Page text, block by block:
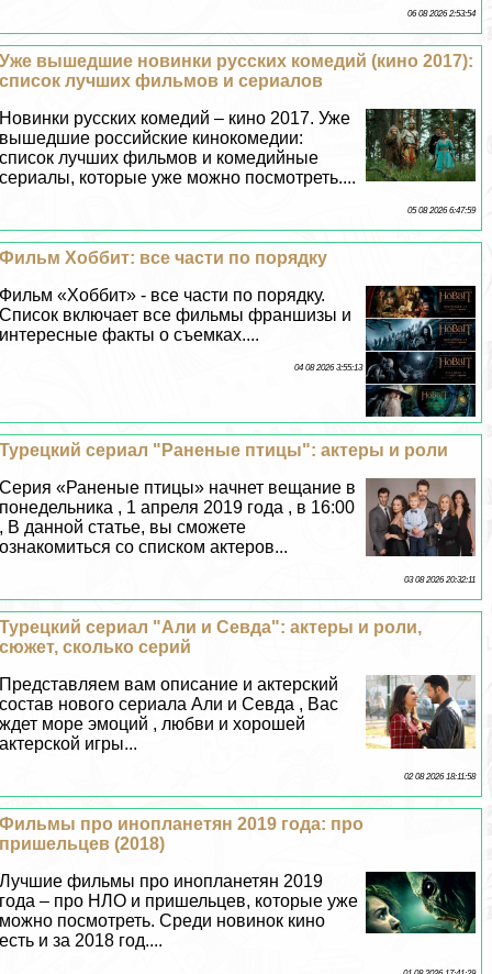
06 08 2026 2:53:54
Уже вышедшие новинки русских комедий (кино 2017):
список лучших фильмов и сериалов
Новинки русских комедий – кино 2017. Уже
вышедшие российские кинокомедии:
список лучших фильмов и комедийные
сериалы, которые уже можно посмотреть....
05 08 2026 6:47:59
Фильм Хоббит: все части по порядку
Фильм «Хоббит» - все части по порядку.
Список включает все фильмы франшизы и
интересные факты о съемках....
04 08 2026 3:55:13
Турецкий сериал "Раненые птицы": актеры и роли
Серия «Раненые птицы» начнет вещание в
понедельника , 1 апреля 2019 года , в 16:00
, В данной статье, вы сможете
ознакомиться со списком актеров...
03 08 2026 20:32:11
Турецкий сериал "Али и Севда": актеры и роли,
сюжет, сколько серий
Представляем вам описание и актерский
состав нового сериала Али и Севда , Вас
ждет море эмоций , любви и хорошей
актерской игры...
02 08 2026 18:11:58
Фильмы про инопланетян 2019 года: про
пришельцев (2018)
Лучшие фильмы про инопланетян 2019
года – про НЛО и пришельцев, которые уже
можно посмотреть. Среди новинок кино
есть и за 2018 год....